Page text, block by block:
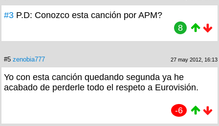
#3 P.D: Conozco esta canción por APM?
8
#5 zenobia777 27 may 2012, 16:13
Yo con esta canción quedando segunda ya he
acabado de perderle todo el respeto a Eurovisión.
-6